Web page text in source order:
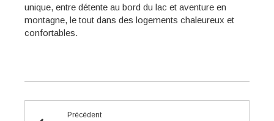
unique, entre détente au bord du lac et aventure en
montagne, le tout dans des logements chaleureux et
confortables.
Précédent